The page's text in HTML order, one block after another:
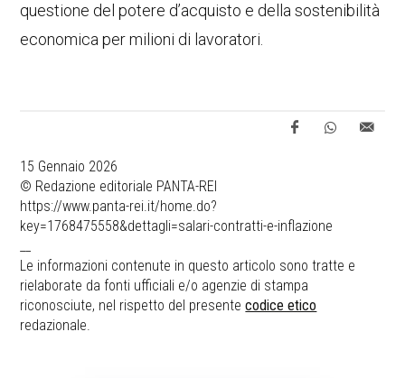
questione del potere d’acquisto e della sostenibilità
economica per milioni di lavoratori.
15 Gennaio 2026
© Redazione editoriale PANTA-REI
https://www.panta-rei.it/home.do?
key=1768475558&dettagli=salari-contratti-e-inflazione
Le informazioni contenute in questo articolo sono tratte e
rielaborate da fonti ufficiali e/o agenzie di stampa
riconosciute, nel rispetto del presentecodice etico
redazionale.